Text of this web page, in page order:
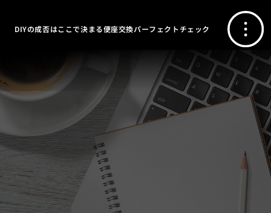
DIYの成否はここで決まる便座交換パーフェクトチェック